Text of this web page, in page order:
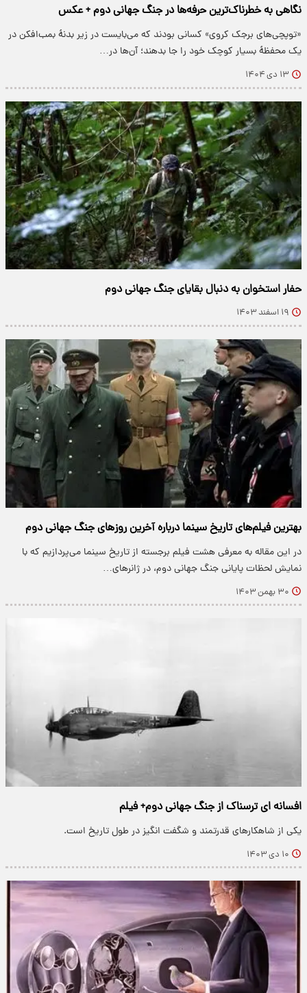
نگاهی به خطرناک‌ترین حرفه‌ها در جنگ جهانی دوم + عکس
«توپچی‌های برجک کروی» کسانی بودند که می‌بایست در زیر بدنۀ بمب‌افکن در
یک محفظۀ بسیار کوچک خود را جا بدهند؛ آن‌ها در…
۱۳ دی ۱۴۰۴
حفار استخوان به دنبال بقایای جنگ جهانی دوم
۱۹ اسفند ۱۴۰۳
بهترین فیلم‌های تاریخ سینما درباره آخرین روزهای جنگ جهانی دوم
در این مقاله به معرفی هشت فیلم برجسته از تاریخ سینما می‌پردازیم که با
نمایش لحظات پایانی جنگ جهانی دوم، در ژانرهای…
۳۰ بهمن ۱۴۰۳
افسانه ای ترسناک از جنگ جهانی دوم+ فیلم
یکی از شاهکارهای قدرتمند و شگفت انگیز در طول تاریخ است.
۱۰ دی ۱۴۰۳